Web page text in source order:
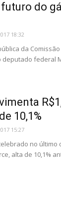
do
18:32
da
federal
10,1%
15:27
no
alta de 10,1%